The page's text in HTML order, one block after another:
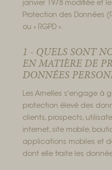
janvier 1978 modifiée et
Protection des Données
ou « RGPD ».
1 - QUELS SONT
EN MATIÈRE DE
DONNÉES
Les Arnelles s'engage à
protection élevé des
clients, prospects,
internet, site mobile,
applications mobiles et
dont elle traite les